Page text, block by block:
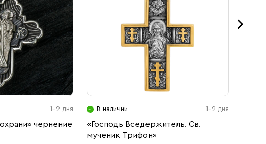
1-2 дня
чернение
В наличии 1-2 дня
«Господь Вседержитель. Св.
мученик Трифон»